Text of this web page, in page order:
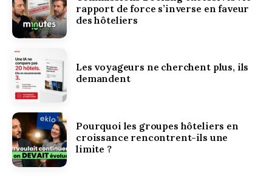
rapport de force s’inverse en faveur
des hôteliers
Les voyageurs ne cherchent plus, ils
demandent
Pourquoi les groupes hôteliers en
croissance rencontrent-ils une
limite ?